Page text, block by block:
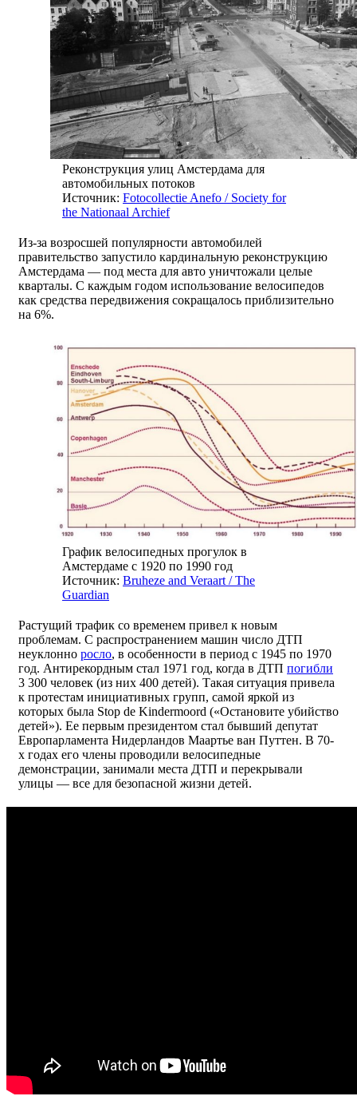
Реконструкция улиц Амстердама для
автомобильных потоков
Источник: Fotocollectie Anefo / Society for
the Nationaal Archief
Из-за возросшей популярности автомобилей
правительство запустило кардинальную реконструкцию
Амстердама — под места для авто уничтожали целые
кварталы. С каждым годом использование велосипедов
как средства передвижения сокращалось приблизительно
на 6%.
График велосипедных прогулок в
Амстердаме с 1920 по 1990 год
Источник: Bruheze and Veraart / The
Guardian
Растущий трафик со временем привел к новым
проблемам. С распространением машин число ДТП
неуклонно росло, в особенности в период с 1945 по 1970
год. Антирекордным стал 1971 год, когда в ДТП погибли
3 300 человек (из них 400 детей). Такая ситуация привела
к протестам инициативных групп, самой яркой из
которых была Stop de Kindermoord («Остановите убийство
детей»). Ее первым президентом стал бывший депутат
Европарламента Нидерландов Маартье ван Путтен. В 70-
х годах его члены проводили велосипедные
демонстрации, занимали места ДТП и перекрывали
улицы — все для безопасной жизни детей.